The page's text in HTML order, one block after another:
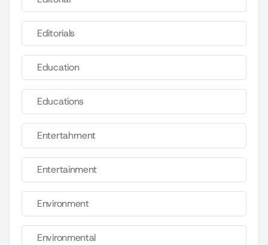
Editorials
Education
Educations
Entertahrnent
Entertainment
Environment
Environmental